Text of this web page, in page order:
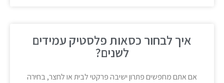
איך לבחור כסאות פלסטיק עמידים
לשנים?
אם אתם מחפשים פתרון ישיבה פרקטי לבית או לחצר, בחירה